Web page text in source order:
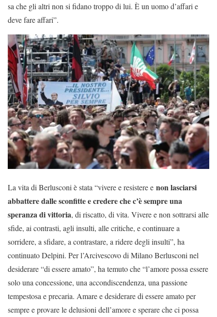
sa che gli altri non si fidano troppo di lui. È un uomo d’affari e
deve fare affari”.
La vita di Berlusconi è stata “vivere e resistere e non lasciarsi
abbattere dalle sconfitte e credere che c’è sempre una
speranza di vittoria, di riscatto, di vita. Vivere e non sottrarsi alle
sfide, ai contrasti, agli insulti, alle critiche, e continuare a
sorridere, a sfidare, a contrastare, a ridere degli insulti”, ha
continuato Delpini. Per l’Arcivescovo di Milano Berlusconi nel
desiderare “di essere amato”, ha temuto che “l’amore possa essere
solo una concessione, una accondiscendenza, una passione
tempestosa e precaria. Amare e desiderare di essere amato per
sempre e provare le delusioni dell’amore e sperare che ci possa